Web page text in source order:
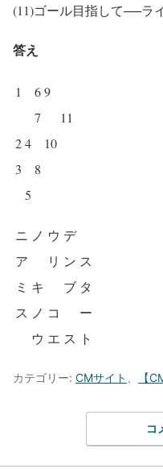
(11)ゴール目指して──ラ
答え
1 69
7
11
24
10
3
8
5
ニ ノ ウ デ
ア
リ ン ス
ミ キ ブ タ
ス ノ コ
ー
ウ エ ス ト
カテゴリー: CMサイト 【
コ